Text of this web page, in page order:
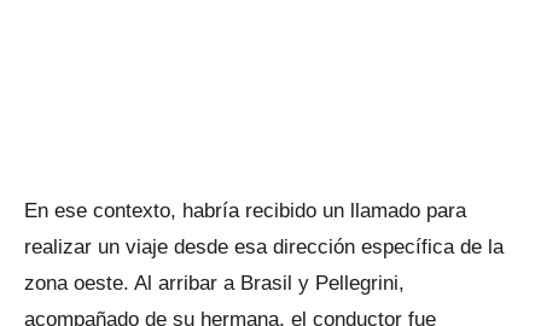
En ese contexto, habría recibido un llamado para
realizar un viaje desde esa dirección específica de la
zona oeste. Al arribar a Brasil y Pellegrini,
acompañado de su hermana, el conductor fue